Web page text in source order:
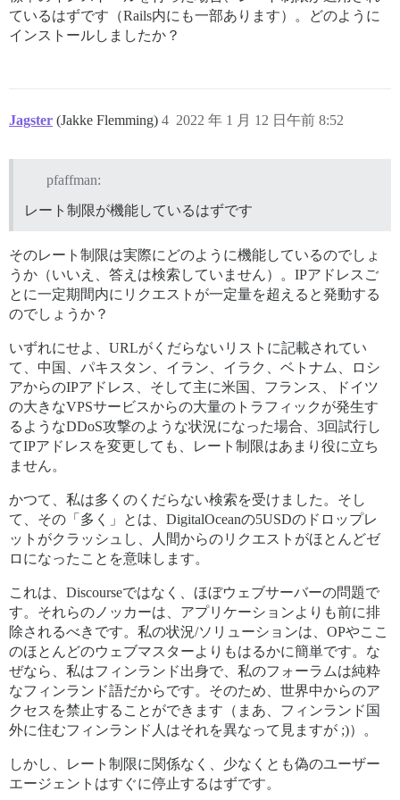
ているはずです（Rails内にも一部あります）。どのように
インストールしましたか？
Jagster (Jakke Flemming) 2022 年 1 月 12 日午前 8:52
4
pfaffman:
レート制限が機能しているはずです
そのレート制限は実際にどのように機能しているのでしょ
うか（いいえ、答えは検索していません）。IPアドレスご
とに一定期間内にリクエストが一定量を超えると発動する
のでしょうか？
いずれにせよ、URLがくだらないリストに記載されてい
て、中国、パキスタン、イラン、イラク、ベトナム、ロシ
アからのIPアドレス、そして主に米国、フランス、ドイツ
の大きなVPSサービスからの大量のトラフィックが発生す
るようなDDoS攻撃のような状況になった場合、3回試行し
てIPアドレスを変更しても、レート制限はあまり役に立ち
ません。
かつて、私は多くのくだらない検索を受けました。そし
て、その「多く」とは、DigitalOceanの5USDのドロップレ
ットがクラッシュし、人間からのリクエストがほとんどゼ
ロになったことを意味します。
これは、Discourseではなく、ほぼウェブサーバーの問題で
す。それらのノッカーは、アプリケーションよりも前に排
除されるべきです。私の状況/ソリューションは、OPやここ
のほとんどのウェブマスターよりもはるかに簡単です。な
ぜなら、私はフィンランド出身で、私のフォーラムは純粋
なフィンランド語だからです。そのため、世界中からのア
クセスを禁止することができます（まあ、フィンランド国
外に住むフィンランド人はそれを異なって見ますが ;)）。
しかし、レート制限に関係なく、少なくとも偽のユーザー
エージェントはすぐに停止するはずです。